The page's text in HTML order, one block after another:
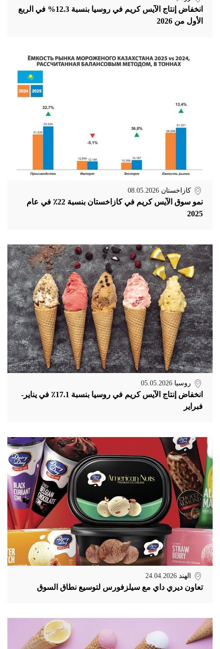
انخفاض إنتاج الآيس كريم في روسيا بنسبة 12.3% في الربع
الأول من 2026
كازاخستان 08.05.2026
نمو سوق الآيس كريم في كازاخستان بنسبة 22٪ في عام
2025
روسيا 05.05.2026
انخفاض إنتاج الآيس كريم في روسيا بنسبة 17.1٪ في يناير-
فبراير
الهند 24.04.2026
تعاون ديري داي مع سيلزفورس لتوسيع نطاق السوق